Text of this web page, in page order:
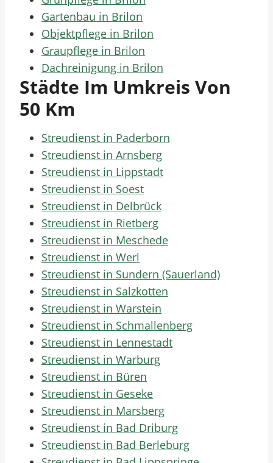
Gartenbau in Brilon
Objektpflege in Brilon
Graupflege in Brilon
Dachreinigung in Brilon
Städte Im Umkreis Von
50 Km
Streudienst in Paderborn
Streudienst in Arnsberg
Streudienst in Lippstadt
Streudienst in Soest
Streudienst in Delbrück
Streudienst in Rietberg
Streudienst in Meschede
Streudienst in Werl
Streudienst in Sundern (Sauerland)
Streudienst in Salzkotten
Streudienst in Warstein
Streudienst in Schmallenberg
Streudienst in Lennestadt
Streudienst in Warburg
Streudienst in Büren
Streudienst in Geseke
Streudienst in Marsberg
Streudienst in Bad Driburg
Streudienst in Bad Berleburg